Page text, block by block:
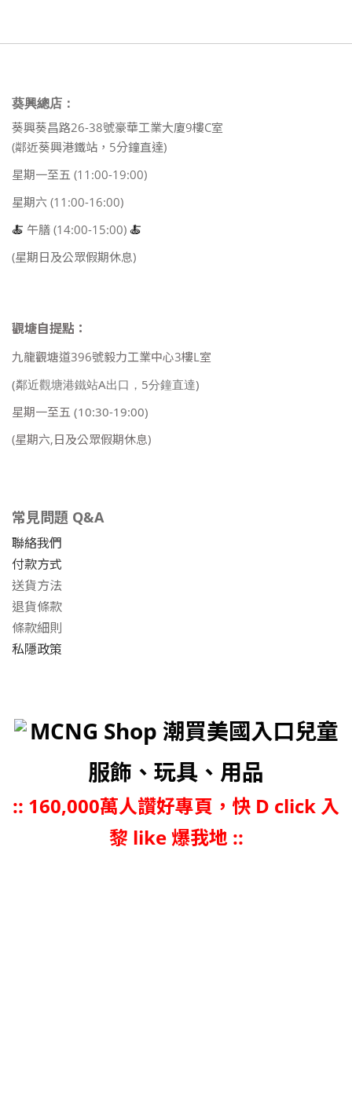
葵興總店：
葵興葵昌路26-38號豪華工業大廈9樓C室
(鄰近葵興港鐵站，5分鐘直達)
星期一至五 (11:00-19:00)
星期六 (11:00-16:00)
🍝 午膳 (14:00-15:00) 🍝
(星期日及公眾假期休息)
觀塘自提點：
九龍觀塘道396號毅力工業中心3樓L室
(鄰近觀塘港鐵站A出口，5分鐘直達)
星期一至五 (10:30-19:00)
(星期六,日及公眾假期休息)
常見問題 Q&A
聯絡我們
付款方式
送貨方法
退貨條款
條款細則
私隱政策
MCNG Shop 潮買美國入口兒童
服飾、玩具、用品
:: 160,000萬人讚好專頁，快 D click 入
黎 like 爆我地 ::